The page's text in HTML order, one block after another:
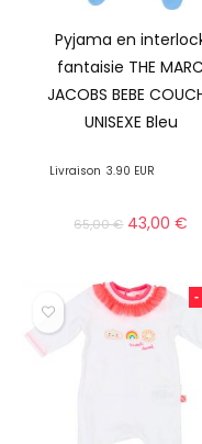
Pyjama en
fantaisie THE MARC
JACOBS BEBE
UNISEXE Bleu
Livraison 3.90 EUR
65,00€ 43,00€
-